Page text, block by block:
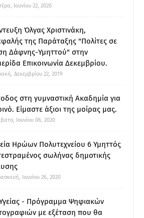
Ιουνίου 22, 2020
Όλγας Χριστινάκη,
της Παράταξης "Πολίτες σε
Δάφνης-Υμηττού" στην
Επικοινωνία Δεκεμβρίου.
Δεκεμβρίου 22, 2019
στη γυμναστική Ακαδημία για
Είμαστε άξιοι της μοίρας μας.
Ιουνίου 06, 2020
Ηρώων Πολυτεχνείου 6 Υμηττός
σωλήνας δημοτικής
Ιουνίου 26, 2020
- Πρόγραμμα Ψηφιακών
με εξέταση που θα